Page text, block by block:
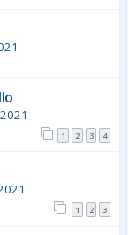
1 2 3 4
1 2 3